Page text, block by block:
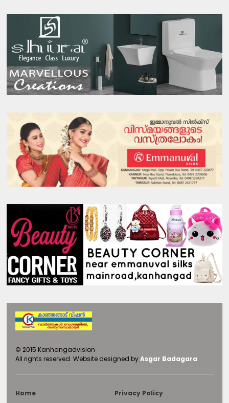
© 2015 Kanhangadvision
All rights reserved. Website designed byAsgar Badagara
Home Privacy Policy